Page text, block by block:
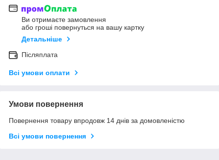
Ви отримаєте замовлення
або гроші повернуться на вашу картку
Детальніше
Післяплата
Всі умови оплати
Умови повернення
Повернення товару впродовж 14 днів за домовленістю
Всі умови повернення